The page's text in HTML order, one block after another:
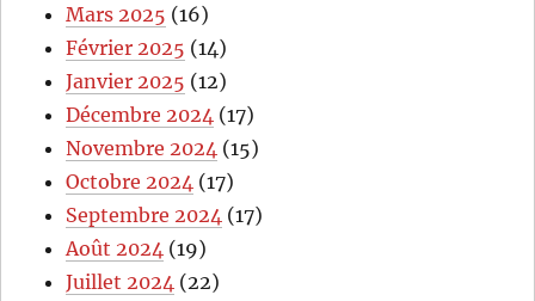
Mars 2025 (16)
Février 2025 (14)
Janvier 2025 (12)
Décembre 2024 (17)
Novembre 2024 (15)
Octobre 2024 (17)
Septembre 2024 (17)
Août 2024 (19)
Juillet 2024 (22)